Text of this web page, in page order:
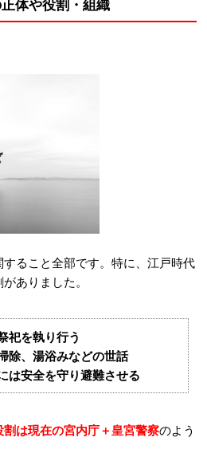
体や役割・組織
ること全部です。特に、江戸時代
ありました。
祀を執り行う
除、湯浴みなどの世話
は安全を守り避難させる
割は現在の宮内庁＋皇宮警察のよう